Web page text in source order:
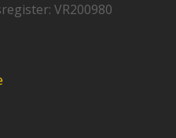
VR200980